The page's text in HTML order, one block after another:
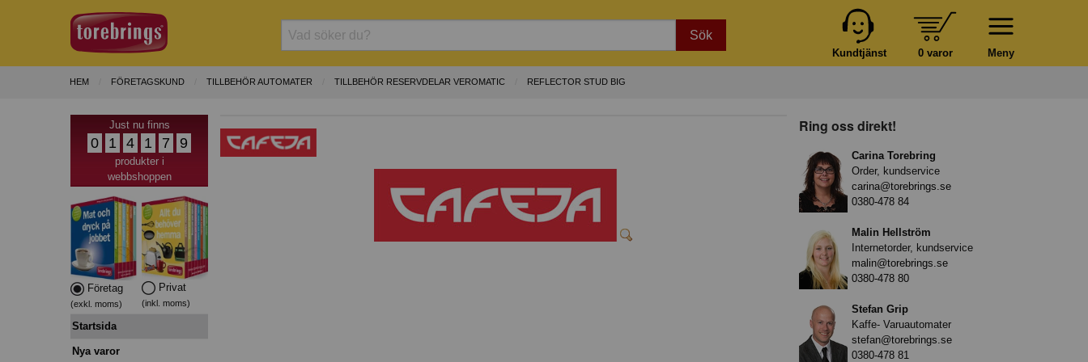
Sök
Meny
0 varor
Kundtjänst
HEM FÖRETAGSKUND TILLBEHÖR AUTOMATER TILLBEHÖR RESERVDELAR VEROMATIC REFLECTOR STUD BIG
Just nu finns
0 1 4 1 7 9
produkter i
webbshoppen
Företag
(exkl. moms)
Privat
(inkl. moms)
Startsida
Nya varor
Ring oss direkt!
Carina Torebring
Order, kundservice
carina@torebrings.se
0380-478 84
Malin Hellström
Internetorder, kundservice
malin@torebrings.se
0380-478 80
Stefan Grip
Kaffe- Varuautomater
stefan@torebrings.se
0380-478 81